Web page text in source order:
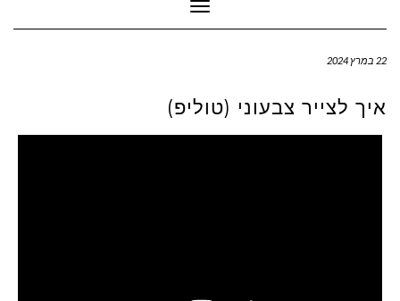
Toggle Navigation
22 במרץ 2024
איך לצייר צבעוני (טוליפ)